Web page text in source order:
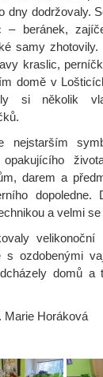
dny dodržovaly.
– beránek,
samy zhotovily.
kraslic,
domě v
si několik
nejstarším
darem a
dopoledne.
a velmi se
velikonoční
s ozdobenými
domů a
Marie Horáková